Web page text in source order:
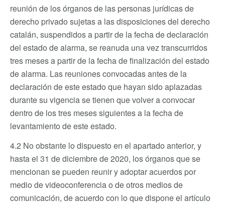
reunión de los órganos de las personas jurídicas de
derecho privado sujetas a las disposiciones del derecho
catalán, suspendidos a partir de la fecha de declaración
del estado de alarma, se reanuda una vez transcurridos
tres meses a partir de la fecha de finalización del estado
de alarma. Las reuniones convocadas antes de la
declaración de este estado que hayan sido aplazadas
durante su vigencia se tienen que volver a convocar
dentro de los tres meses siguientes a la fecha de
levantamiento de este estado.
4.2 No obstante lo dispuesto en el apartado anterior, y
hasta el 31 de diciembre de 2020, los órganos que se
mencionan se pueden reunir y adoptar acuerdos por
medio de videoconferencia o de otros medios de
comunicación, de acuerdo con lo que dispone el artículo